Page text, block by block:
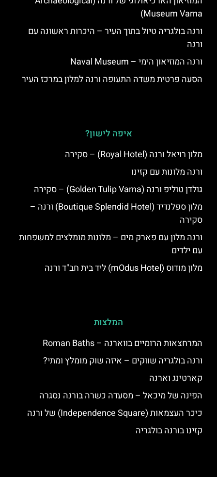
Museum Varna)
ורנה בולגריה טיול בתוך העיר – היכרות ראשונה עם
ורנה
ורנה המוזיאון הימי – Naval Museum
הסעה פרטית משדה התעופה ורנה למלון במרכז העיר
איפה לישון?
מלון רויאל ורנה (Royal Hotel) – סקירה
ורנה מלונות עם קזינו
גולדן טוליפ ורנה (Golden Tulip Varna) – סקירה
מלון ספלנדיד (Boutique Splendid Hotel) ורנה –
סקירה
ורנה מלון עם פארק מים – מלונות מומלצים למשפחות
עם ילדים
מלון מודוס (mOdus Hotel) ליד בית חב"ד ורנה
המלצות
המרחצאות הרומיים בווארנה – Roman Baths
ורנה בולגריה שווקים – איזה שוק מומלץ ומתי?
קארטינג וארנה
הפינה של מיכאל – מסעדה כשרה בורנה נסגרה
כיכר העצמאות (Independence Square) של ורנה
קזינו בורנה בולגריה